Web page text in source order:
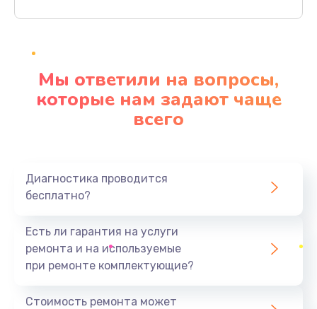
Заказать
Профилактическая чистка
Заказать
1440 руб.
Мы ответили на вопросы,
которые нам задают чаще
всего
Диагностика проводится
бесплатно?
Есть ли гарантия на услуги
ремонта и на используемые
при ремонте комплектующие?
Стоимость ремонта может